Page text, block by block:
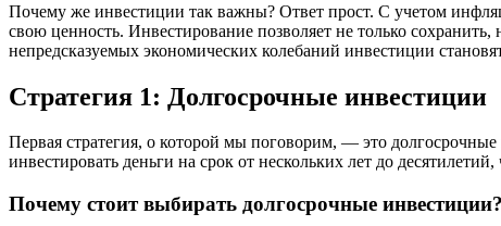
Почему же инвестиции так важны? Ответ прост. С учетом
свою ценность. Инвестирование позволяет не только
непредсказуемых экономических колебаний инвестиции
Стратегия 1: Долгосрочные инвестиции
Первая стратегия, о которой мы поговорим, — это
инвестировать деньги на срок от нескольких лет до
Почему стоит выбирать долгосрочные инвестиции?